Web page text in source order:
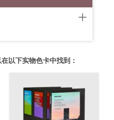
以下实物色卡中找到：